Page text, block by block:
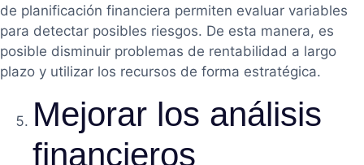
de planificación financiera permiten evaluar variables
para detectar posibles riesgos. De esta manera, es
posible disminuir problemas de rentabilidad a largo
plazo y utilizar los recursos de forma estratégica.
Mejorar los análisis
financieros